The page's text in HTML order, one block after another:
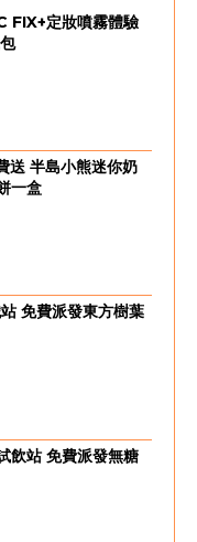
FIX+定妝噴霧體驗
半島小熊迷你奶
一盒
免費派發東方樹葉
飲站 免費派發無糖